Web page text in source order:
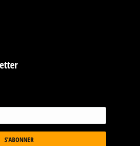
S'ABONNER